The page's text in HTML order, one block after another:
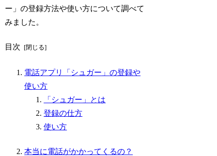
ー」の登録方法や使い方について調べて
みました。
目次
電話アプリ「シュガー」の登録や
使い方
「シュガー」とは
登録の仕方
使い方
本当に電話がかかってくるの？